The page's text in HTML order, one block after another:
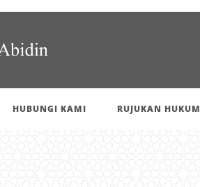
HUBUNGI KAMI RUJUKAN HUKUM